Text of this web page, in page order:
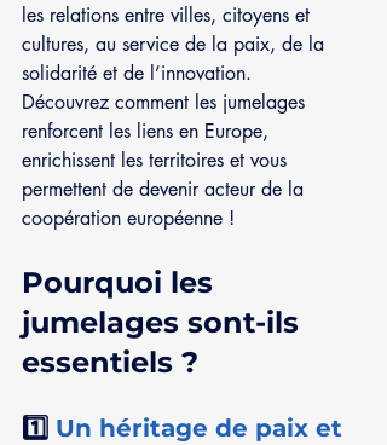
les relations entre villes, citoyens et
cultures, au service de la paix, de la
solidarité et de l’innovation.
Découvrez comment les jumelages
renforcent les liens en Europe,
enrichissent les territoires et vous
permettent de devenir acteur de la
coopération européenne !
Pourquoi les
jumelages sont-ils
essentiels ?
1️⃣ Un héritage de paix et